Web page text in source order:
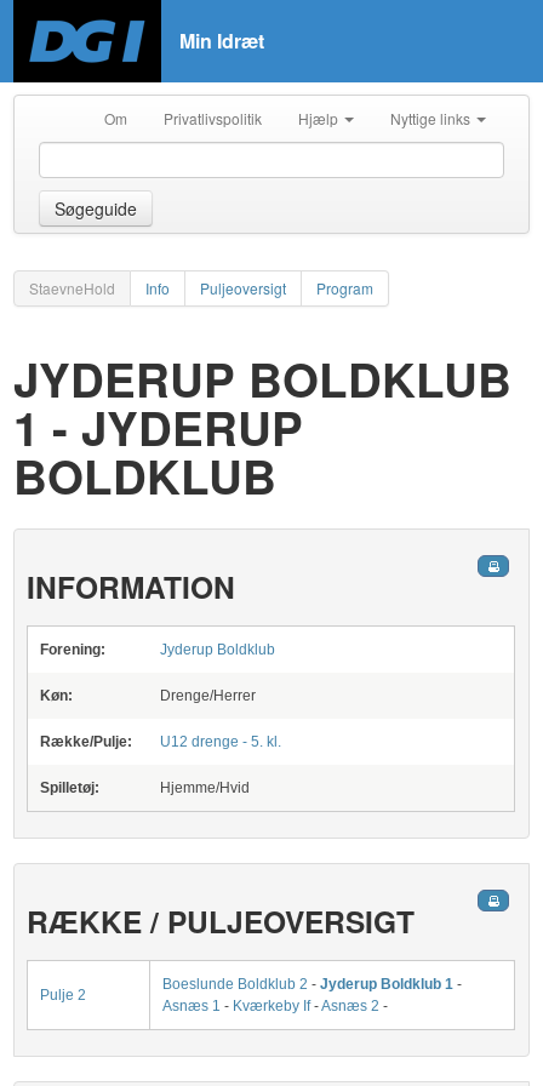
Min Idræt
Om Privatlivspolitik Hjælp Nyttige links
Søgeguide
StaevneHold Info Puljeoversigt Program
JYDERUP BOLDKLUB
1 - JYDERUP
BOLDKLUB
INFORMATION
Forening: Jyderup Boldklub
Køn: Drenge/Herrer
Række/Pulje: U12 drenge - 5. kl.
Spilletøj: Hjemme/Hvid
RÆKKE / PULJEOVERSIGT
Pulje 2
Boeslunde Boldklub 2 -Jyderup Boldklub 1 -
Asnæs 1 - Kværkeby If-Asnæs 2 -